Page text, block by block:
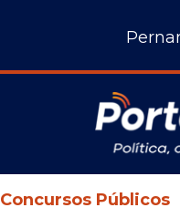
Concursos Públicos